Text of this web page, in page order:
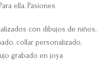
ella, Pasiones
con dibujos de niños,
, collar personalizado,
grabado en joya